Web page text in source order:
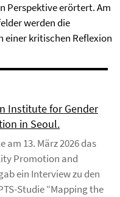
Perspektive erörtert. Am
werden die
einer kritischen Reflexion
Institute for Gender
in Seoul.
am 13. März 2026 das
Promotion and
ein Interview zu den
Studie “Mapping the